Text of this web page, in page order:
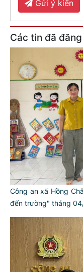
Gửi ý kiến
Các tin đã đăng
Công an xã Hồng
đến trường" tháng